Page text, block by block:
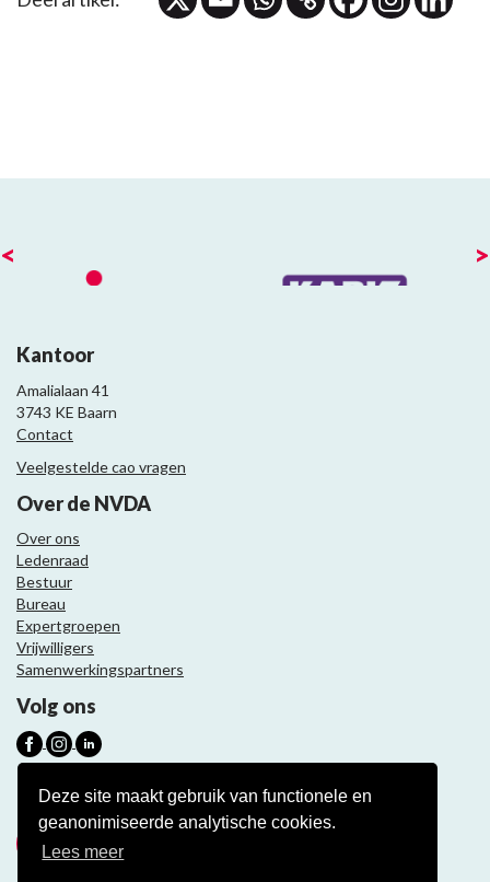
Deze site maakt gebruik van functionele en
geanonimiseerde analytische cookies.
Lees meer
< >
Kantoor
Amalialaan 41
3743 KE Baarn
Contact
Veelgestelde cao vragen
Over de NVDA
Over ons
Ledenraad
Bestuur
Bureau
Expertgroepen
Vrijwilligers
Samenwerkingspartners
Volg ons
Nieuwsbrief
Meld je aan